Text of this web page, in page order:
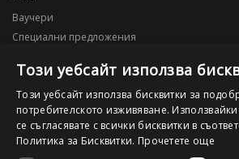
Ваучери
Специални предложения
Моят профил
Моят профил
История на поръчките
Желани продукти
Този уебсайт използва
Този уебсайт използва бисквитки за
потребителското изживяване.
се съгласявате с всички бисквитки в
Политика за Бисквитки. Прочетете още